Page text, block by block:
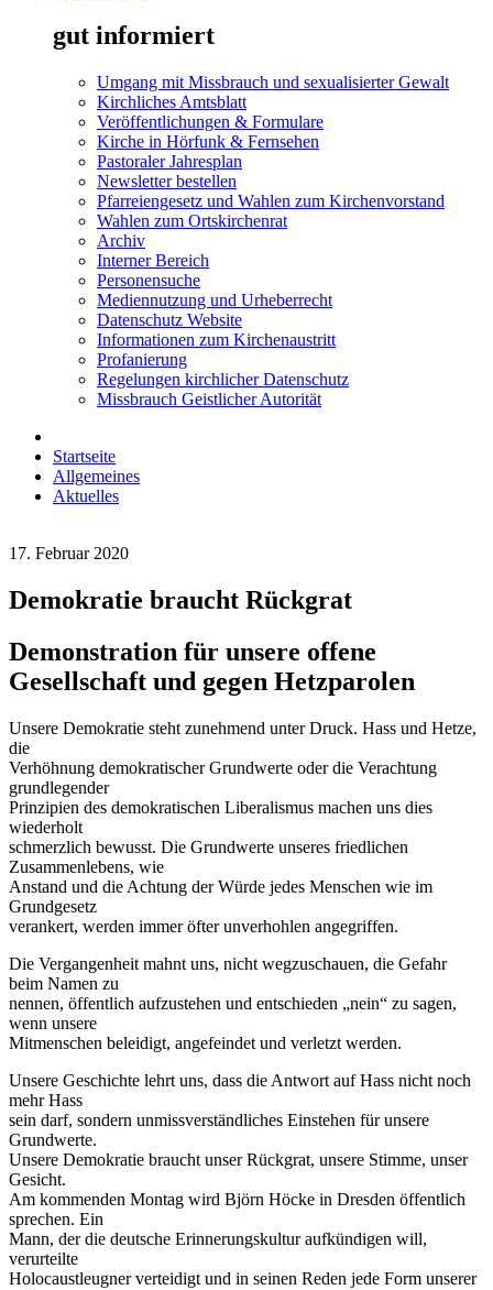
gut informiert
Umgang mit Missbrauch und sexualisierter Gewalt
Kirchliches Amtsblatt
Veröffentlichungen & Formulare
Kirche in Hörfunk & Fernsehen
Pastoraler Jahresplan
Newsletter bestellen
Pfarreiengesetz und Wahlen zum Kirchenvorstand
Wahlen zum Ortskirchenrat
Archiv
Interner Bereich
Personensuche
Mediennutzung und Urheberrecht
Datenschutz Website
Informationen zum Kirchenaustritt
Profanierung
Regelungen kirchlicher Datenschutz
Missbrauch Geistlicher Autorität
Startseite
Allgemeines
Aktuelles
17. Februar 2020
Demokratie braucht Rückgrat
Demonstration für unsere offene
Gesellschaft und gegen Hetzparolen
Unsere Demokratie steht zunehmend unter Druck. Hass und Hetze,
die
Verhöhnung demokratischer Grundwerte oder die Verachtung
grundlegender
Prinzipien des demokratischen Liberalismus machen uns dies
wiederholt
schmerzlich bewusst. Die Grundwerte unseres friedlichen
Zusammenlebens, wie
Anstand und die Achtung der Würde jedes Menschen wie im
Grundgesetz
verankert, werden immer öfter unverhohlen angegriffen.
Die Vergangenheit mahnt uns, nicht wegzuschauen, die Gefahr
beim Namen zu
nennen, öffentlich aufzustehen und entschieden „nein“ zu sagen,
wenn unsere
Mitmenschen beleidigt, angefeindet und verletzt werden.
Unsere Geschichte lehrt uns, dass die Antwort auf Hass nicht noch
mehr Hass
sein darf, sondern unmissverständliches Einstehen für unsere
Grundwerte.
Unsere Demokratie braucht unser Rückgrat, unsere Stimme, unser
Gesicht.
Am kommenden Montag wird Björn Höcke in Dresden öffentlich
sprechen. Ein
Mann, der die deutsche Erinnerungskultur aufkündigen will,
verurteilte
Holocaustleugner verteidigt und in seinen Reden jede Form unserer